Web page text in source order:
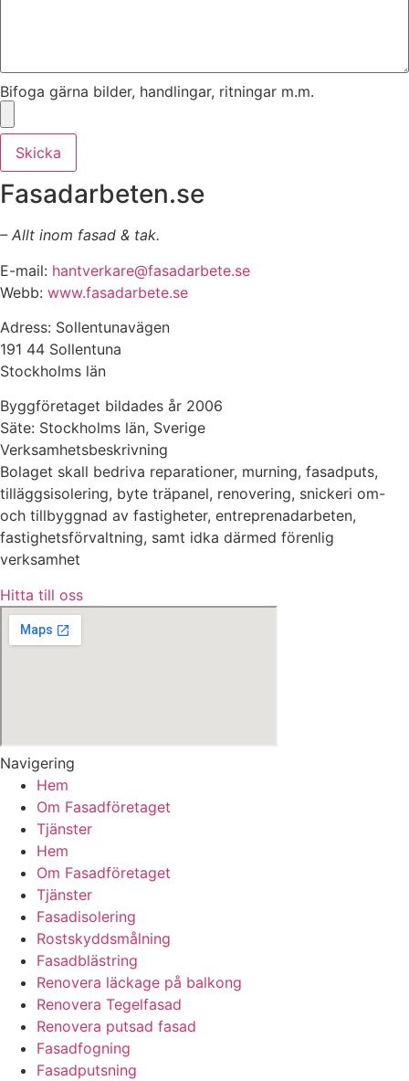
Bifoga gärna bilder, handlingar, ritningar m.m.
Skicka
Fasadarbeten.se
– Allt inom fasad & tak.
E-mail: hantverkare@fasadarbete.se
Webb: www.fasadarbete.se
Adress: Sollentunavägen
191 44 Sollentuna
Stockholms län
Byggföretaget bildades år 2006
Säte: Stockholms län, Sverige
Verksamhetsbeskrivning
Bolaget skall bedriva reparationer, murning, fasadputs,
tilläggsisolering, byte träpanel, renovering, snickeri om-
och tillbyggnad av fastigheter, entreprenadarbeten,
fastighetsförvaltning, samt idka därmed förenlig
verksamhet
Hitta till oss
Navigering
Hem
Om Fasadföretaget
Tjänster
Hem
Om Fasadföretaget
Tjänster
Fasadisolering
Rostskyddsmålning
Fasadblästring
Renovera läckage på balkong
Renovera Tegelfasad
Renovera putsad fasad
Fasadfogning
Fasadputsning